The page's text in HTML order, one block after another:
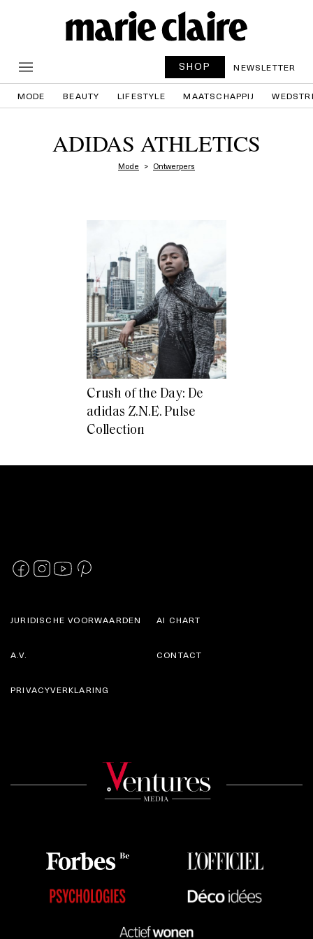
SHOP NEWSLETTER
MODE BEAUTY LIFESTYLE MAATSCHAPPIJ
ADIDAS ATHLETICS
Mode Ontwerpers
Crush of the Day: De
adidas Z.N.E. Pulse
Collection
JURIDISCHE VOORWAARDEN
A.V.
AI CHART
CONTACT
PRIVACYVERKLARING